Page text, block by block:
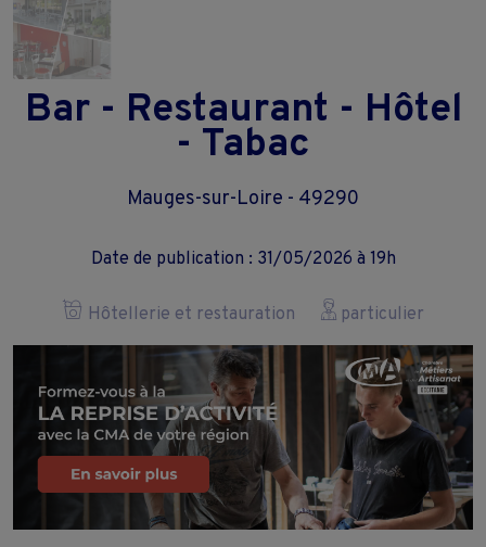
Bar - Restaurant - Hôtel
- Tabac
Mauges-sur-Loire - 49290
Date de publication : 31/05/2026 à 19h
Hôtellerie et restauration particulier